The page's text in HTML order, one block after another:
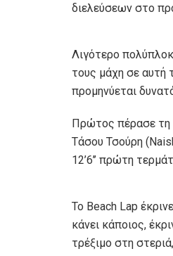
διελεύσεων στο
Λιγότερο
τους μάχη σε αυτή
προμηνύεται
Πρώτος πέρασε τη
Τάσου Τσούρη
12’6’’ πρώτη
To Beach Lap
κάνει κάποιος,
τρέξιμο στη